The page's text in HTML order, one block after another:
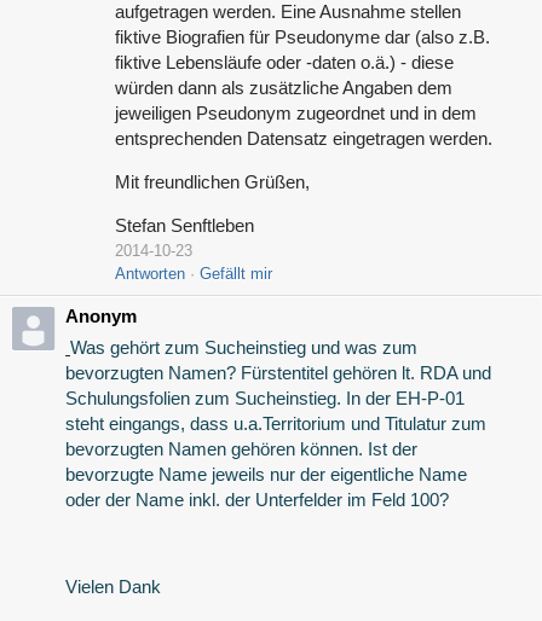
aufgetragen werden. Eine Ausnahme stellen
fiktive Biografien für Pseudonyme dar (also z.B.
fiktive Lebensläufe oder -daten o.ä.) - diese
würden dann als zusätzliche Angaben dem
jeweiligen Pseudonym zugeordnet und in dem
entsprechenden Datensatz eingetragen werden.
Mit freundlichen Grüßen,
Stefan Senftleben
2014-10-23
Antworten
Gefällt mir
Anonym
Was gehört zum Sucheinstieg und was zum
bevorzugten Namen? Fürstentitel gehören lt. RDA und
Schulungsfolien zum Sucheinstieg. In der EH-P-01
steht eingangs, dass u.a.Territorium und Titulatur zum
bevorzugten Namen gehören können. Ist der
bevorzugte Name jeweils nur der eigentliche Name
oder der Name inkl. der Unterfelder im Feld 100?
Vielen Dank